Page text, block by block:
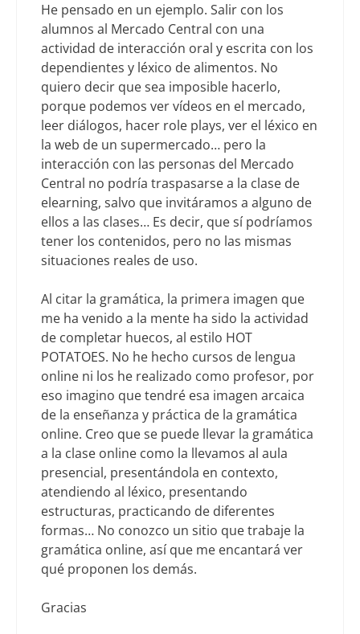
He pensado en un ejemplo. Salir con los
alumnos al Mercado Central con una
actividad de interacción oral y escrita con los
dependientes y léxico de alimentos. No
quiero decir que sea imposible hacerlo,
porque podemos ver vídeos en el mercado,
leer diálogos, hacer role plays, ver el léxico en
la web de un supermercado… pero la
interacción con las personas del Mercado
Central no podría traspasarse a la clase de
elearning, salvo que invitáramos a alguno de
ellos a las clases… Es decir, que sí podríamos
tener los contenidos, pero no las mismas
situaciones reales de uso.
Al citar la gramática, la primera imagen que
me ha venido a la mente ha sido la actividad
de completar huecos, al estilo HOT
POTATOES. No he hecho cursos de lengua
online ni los he realizado como profesor, por
eso imagino que tendré esa imagen arcaica
de la enseñanza y práctica de la gramática
online. Creo que se puede llevar la gramática
a la clase online como la llevamos al aula
presencial, presentándola en contexto,
atendiendo al léxico, presentando
estructuras, practicando de diferentes
formas… No conozco un sitio que trabaje la
gramática online, así que me encantará ver
qué proponen los demás.
Gracias